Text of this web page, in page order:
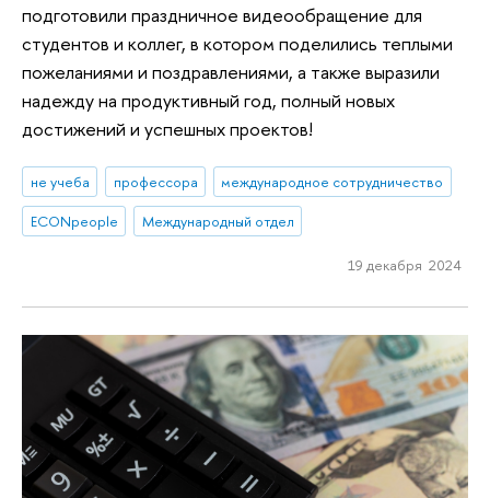
подготовили праздничное видеообращение для
студентов и коллег, в котором поделились теплыми
пожеланиями и поздравлениями, а также выразили
надежду на продуктивный год, полный новых
достижений и успешных проектов!
не учеба профессора
международное сотрудничество
ECONpeople
Международный отдел
19 декабря 2024